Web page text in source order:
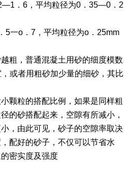
．6，平均粒径为0．35—0．2
o．7，平均粒径为o．25mm
，普通混凝土用砂的细度模数
或者用粗砂加少量的细砂，其比
颗粒的搭配比例，如果是同样粗
的砂搭配起来，空隙有所减小，
，由此可见，砂子的空隙率取决
配好的砂子，不仅可以节省水
密实度及强度